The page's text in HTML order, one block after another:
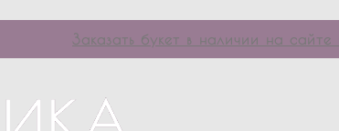
Заказать букет в наличии на